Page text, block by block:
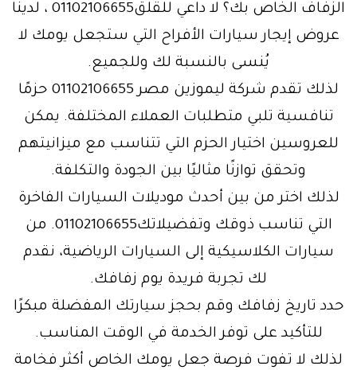
الزفاف الخاص بك؟ لا داعي للقلق01102106655 ، لدينا
عروض إيجار سيارات الأفراح التي ستجعل يومك لا
يُنسى بالنسبة لك وللجميع.
لذلك تقدم شركة ليموزين مصر 01102106655 حزمًا
تنافسية تلبي متطلبات العملاء المختلفة. يمكن
للعروسين اختيار الحزم التي تتناسب مع ميزانيتهم
وتحقق توازنًا مثاليًا بين الجودة والتكلفة.
لذلك اختر من بين أحدث موديلات السيارات الفاخرة
التي تناسب ذوقك وتفضيلاتك01102106655. من
سيارات الكلاسيكية إلى السيارات الرياضية، نقدم
لك تجربة فريدة يوم زفافك.
حدد تاريخ زفافك وقم بحجز سيارتك المفضلة مبكرًا
للتأكيد على توفر الخدمة في الوقت المناسب.
لذلك لا تفوت فرصة جعل يومك الخاص أكثر فخامة